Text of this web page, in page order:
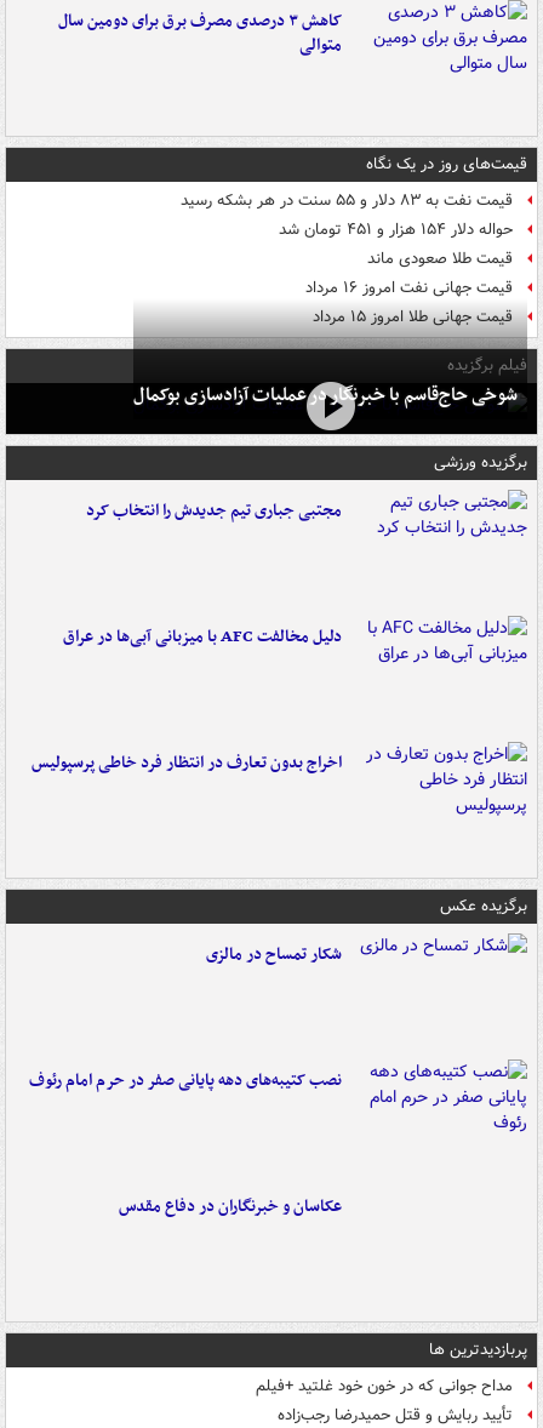
کاهش ۳ درصدی مصرف برق برای دومین سال
متوالی
قیمت‌های روز در یک نگاه
قیمت نفت به ۸۳ دلار و ۵۵ سنت در هر بشکه رسید
حواله دلار ۱۵۴ هزار و ۴۵۱ تومان شد
قیمت طلا صعودی ماند
قیمت جهانی نفت امروز ۱۶ مرداد
قیمت جهانی طلا امروز ۱۵ مرداد
فیلم برگزیده
شوخی حاج‌قاسم با خبرنگار در عملیات آزادسازی بوکمال
برگزیده ورزشی
مجتبی جباری تیم جدیدش را انتخاب کرد
دلیل مخالفت AFC با میزبانی آبی‌ها در عراق
اخراج بدون تعارف در انتظار فرد خاطی پرسپولیس
برگزیده عکس
شکار تمساح در مالزی
نصب کتیبه‌های دهه پایانی صفر در حرم امام رئوف
عکاسان و خبرنگاران در دفاع مقدس
پربازدیدترین ها
مداح جوانی که در خون خود غلتید +فیلم
تأیید ربایش و قتل حمیدرضا رجب‌زاده